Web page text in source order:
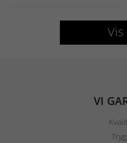
VI